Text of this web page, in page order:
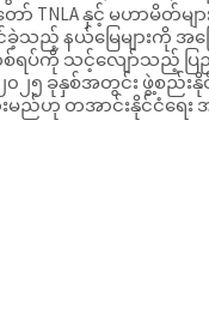
TNLA နှင့် မဟာမိတ်မျာ
သည့် နယ်မြေများကို အခြ
ရပ်ကို သင့်လျော်သည့်
၀၂၅ ခုနှစ်အတွင်း ဖွဲ့စည်းနို
မည်ဟု တအာင်းနိုင်ငံရေ